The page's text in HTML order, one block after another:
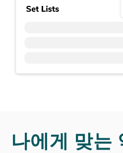
나에게 맞는